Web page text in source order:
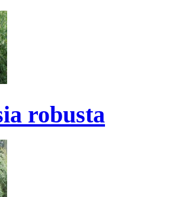
robusta